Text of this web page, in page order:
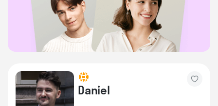
Daniel